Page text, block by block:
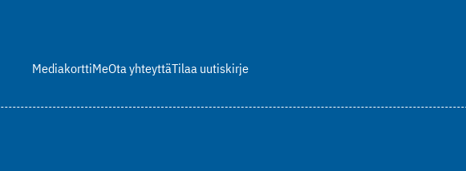
MediakorttiMeOta yhteyttäTilaa uutiskirje